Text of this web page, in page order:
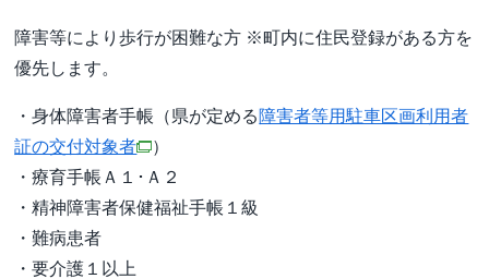
障害等により歩行が困難な方 ※町内に住民登録がある方を
優先します。
・身体障害者手帳（県が定める障害者等用駐車区画利用者
証の交付対象者
）
・療育手帳Ａ１･Ａ２
・精神障害者保健福祉手帳１級
・難病患者
・要介護１以上